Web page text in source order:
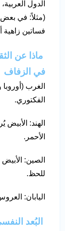
الدول
(مثلاً: في
فساتين زاهية
ماذا عن
في الزفاف
الغرب (أوروبا
الفكتوري.
الهند: الأبيض
الأحمر.
الصين:
للحظ.
اليابان:
البُعد